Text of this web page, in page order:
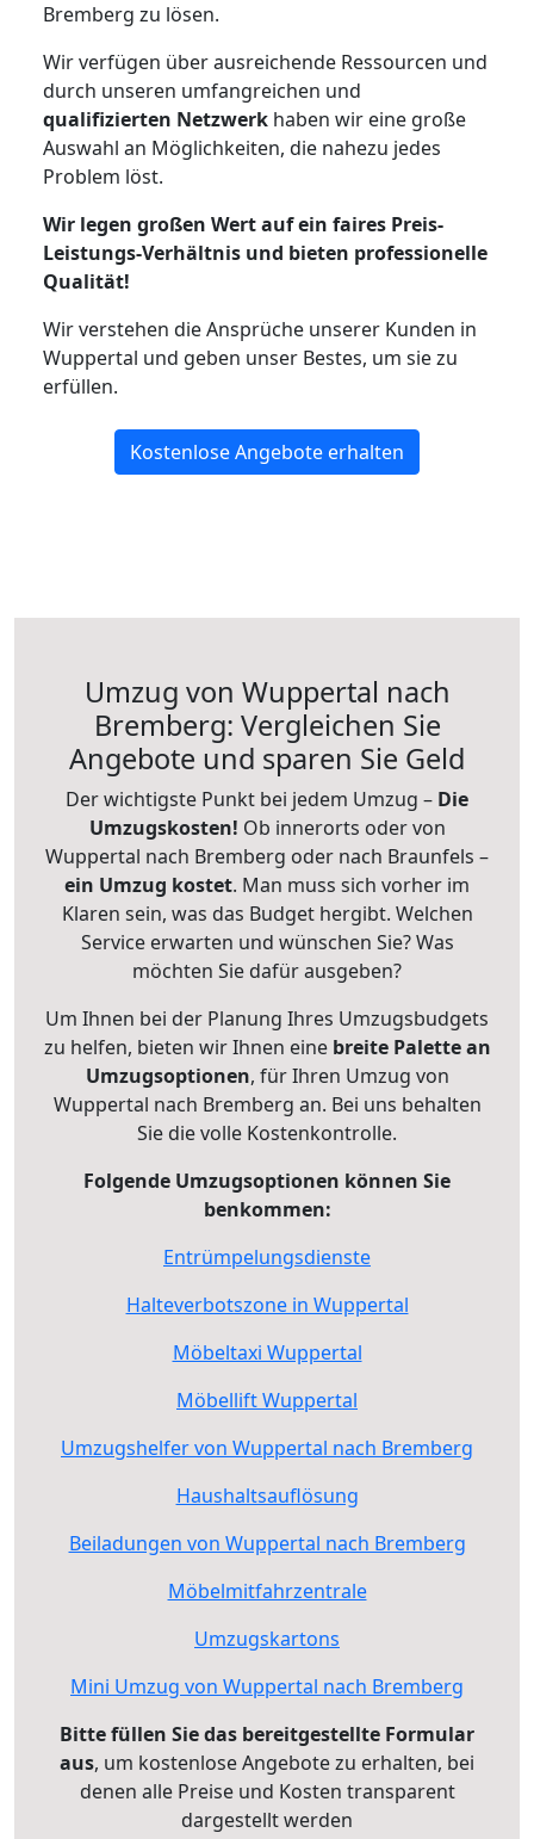
Bremberg zu lösen.
Wir verfügen über ausreichende Ressourcen und
durch unseren umfangreichen und
qualifizierten Netzwerk haben wir eine große
Auswahl an Möglichkeiten, die nahezu jedes
Problem löst.
Wir legen großen Wert auf ein faires Preis-
Leistungs-Verhältnis und bieten professionelle
Qualität!
Wir verstehen die Ansprüche unserer Kunden in
Wuppertal und geben unser Bestes, um sie zu
erfüllen.
Kostenlose Angebote erhalten
Umzug von Wuppertal nach
Bremberg: Vergleichen Sie
Angebote und sparen Sie Geld
Der wichtigste Punkt bei jedem Umzug – Die
Umzugskosten! Ob innerorts oder von
Wuppertal nach Bremberg oder nach Braunfels –
ein Umzug kostet. Man muss sich vorher im
Klaren sein, was das Budget hergibt. Welchen
Service erwarten und wünschen Sie? Was
möchten Sie dafür ausgeben?
Um Ihnen bei der Planung Ihres Umzugsbudgets
zu helfen, bieten wir Ihnen eine breite Palette an
Umzugsoptionen, für Ihren Umzug von
Wuppertal nach Bremberg an. Bei uns behalten
Sie die volle Kostenkontrolle.
Folgende Umzugsoptionen können Sie
benkommen:
Entrümpelungsdienste
Halteverbotszone in Wuppertal
Möbeltaxi Wuppertal
Möbellift Wuppertal
Umzugshelfer von Wuppertal nach Bremberg
Haushaltsauflösung
Beiladungen von Wuppertal nach Bremberg
Möbelmitfahrzentrale
Umzugskartons
Mini Umzug von Wuppertal nach Bremberg
Bitte füllen Sie das bereitgestellte Formular
aus, um kostenlose Angebote zu erhalten, bei
denen alle Preise und Kosten transparent
dargestellt werden